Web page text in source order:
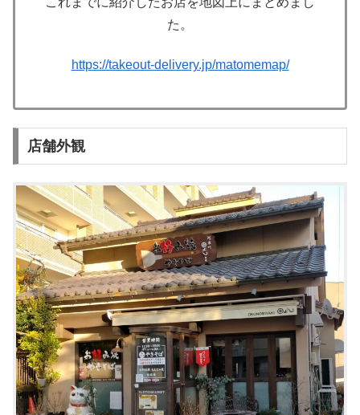
た。
https://takeout-delivery.jp/matomemap/
店舗外観